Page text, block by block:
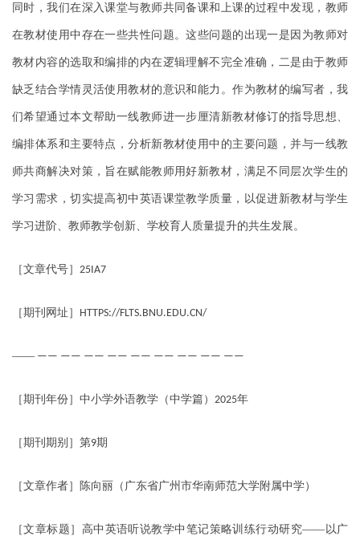
同时，我们在深入课堂与教师共同备课和上课的过程中发现，教师
在教材使用中存在一些共性问题。这些问题的出现一是因为教师对
教材内容的选取和编排的内在逻辑理解不完全准确，二是由于教师
缺乏结合学情灵活使用教材的意识和能力。作为教材的编写者，我
们希望通过本文帮助一线教师进一步厘清新教材修订的指导思想、
编排体系和主要特点，分析新教材使用中的主要问题，并与一线教
师共商解决对策，旨在赋能教师用好新教材，满足不同层次学生的
学习需求，切实提高初中英语课堂教学质量，以促进新教材与学生
学习进阶、教师教学创新、学校育人质量提升的共生发展。
［文章代号］ 25IA7
［期刊网址］ HTTPS://FLTS.BNU.EDU.CN/
—— —— —— —— —— —— —— —— —— ——
［期刊年份］中小学外语教学（中学篇） 2025年
［期刊期别］第9期
［文章作者］陈向丽（广东省广州市华南师范大学附属中学）
［文章标题］高中英语听说教学中笔记策略训练行动研究——以广